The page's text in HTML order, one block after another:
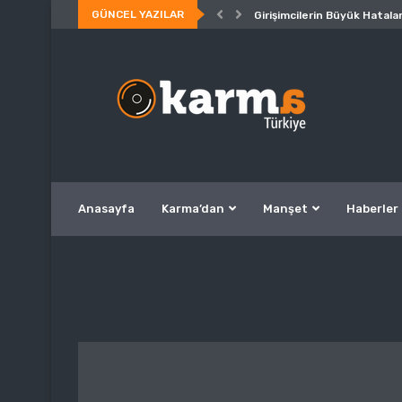
GÜNCEL YAZILAR Girişimcilerin Büyük
Anasayfa Karma’dan Manşet Haberler